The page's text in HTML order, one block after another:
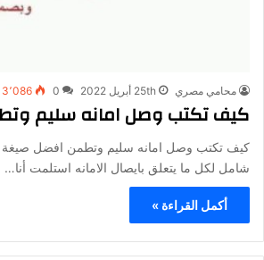
محامي مصري 25th أبريل 2022 0 3٬086
كيف تكتب وصل امانه سليم
كيف تكتب وصل امانه سليم وتطمن افضل صيغة
شامل لكل ما يتعلق بايصال الامانه استلمت أنا…
أكمل القراءة »